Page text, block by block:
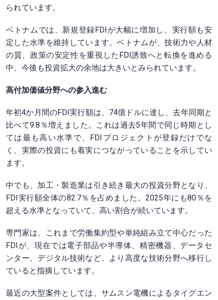
られています。
ベトナムでは、新規登録FDIが大幅に増加し、実行額も安
定した水準を維持しています。ベトナムが、技術力や人材
の質、政策の安定性を重視したFDI誘致へと転換を進める
中、今後も投資拡大の余地は大きいとみられています。
高付加価値分野への参入進む
年初4か月間のFDI実行額は、74億ドルに達し、去年同期と
比べて9.8％増えました。これは過去5年間で同じ時期とし
ては最も高い水準で、FDIプロジェクトが登録だけでな
く、実際の投資にも着実につながっていることを示してい
ます。
中でも、加工・製造業は引き続き最大の投資分野となり、
FDI実行額全体の82.7％を占めました。2025年にも80％を
超える水準となっていて、高い割合が続いています。
専門家は、これまで労働集約型や単純組み立て中心だった
FDIが、現在では電子部品や半導体、精密機器、データセ
ンター、デジタル技術など、より高度な技術分野へ移行し
ていると指摘しています。
最近の大型案件としては、サムスン電機によるタイグエン